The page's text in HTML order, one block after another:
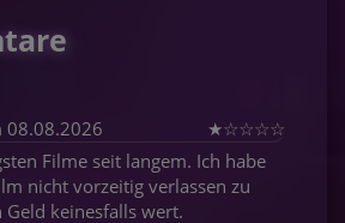
08.08.2026 ★☆☆☆☆
Filme seit langem. Ich habe
nicht vorzeitig verlassen zu
Geld keinesfalls wert.